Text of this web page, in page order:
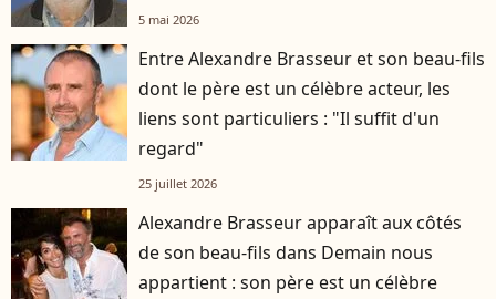
5 mai 2026
Entre Alexandre Brasseur et son beau-fils
dont le père est un célèbre acteur, les
liens sont particuliers : "Il suffit d'un
regard"
25 juillet 2026
Alexandre Brasseur apparaît aux côtés
de son beau-fils dans Demain nous
appartient : son père est un célèbre